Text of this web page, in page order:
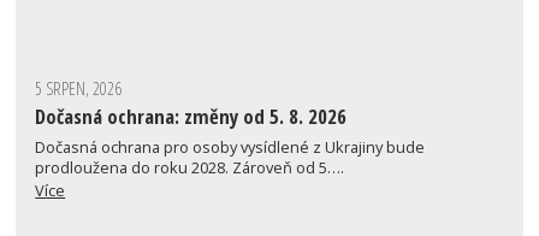
5 SRPEN, 2026
Dočasná ochrana: změny od 5. 8. 2026
Dočasná ochrana pro osoby vysídlené z Ukrajiny bude
prodloužena do roku 2028. Zároveň od 5….
Více